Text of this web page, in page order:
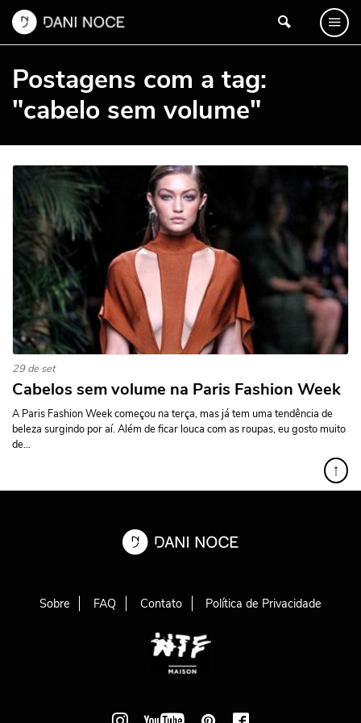
Postagens com a tag:
"cabelo sem volume"
29 de set
Cabelos sem volume na Paris Fashion Week
A Paris Fashion Week começou na terça, mas já tem uma tendência de
beleza surgindo por aí. Além de ficar louca com as roupas, eu gosto muito
de...
↑
Sobre FAQ Contato Política de Privacidade